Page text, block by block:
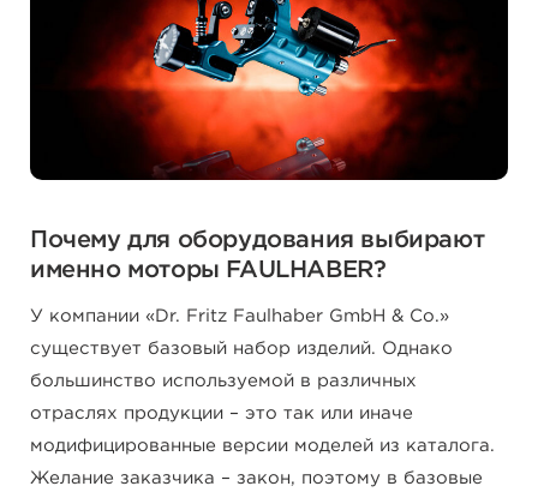
Почему для оборудования выбирают
именно моторы FAULHABER?
У компании «Dr. Fritz Faulhaber GmbH & Co.»
существует базовый набор изделий. Однако
большинство используемой в различных
отраслях продукции – это так или иначе
модифицированные версии моделей из каталога.
Желание заказчика – закон, поэтому в базовые